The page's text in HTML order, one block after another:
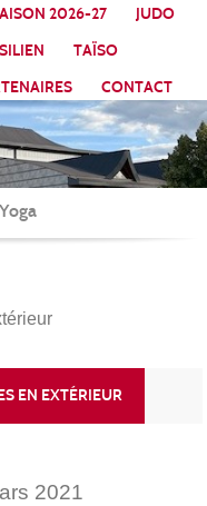
2026-27
JUDO
TAÏSO
CONTACT
EN EXTÉRIEUR
2021